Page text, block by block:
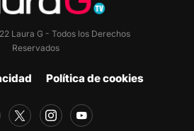
Laura G - Todos los Derechos
Reservados
Política de cookies